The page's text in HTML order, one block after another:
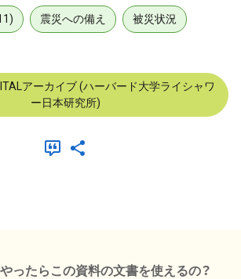
震災への備え 被災状況
アーカイブ (ハーバード大学ライシャワ
ー日本研究所)
ったらこの資料の文書を使えるの？